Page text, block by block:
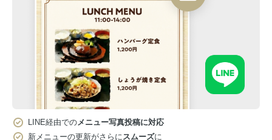
LINE経由でのメニュー写真投稿に対応
新メニューの更新がさらにスムーズに